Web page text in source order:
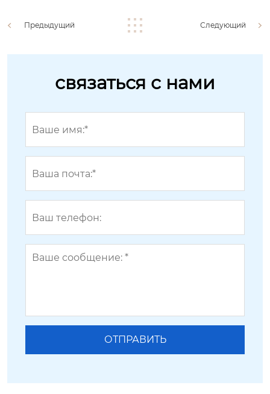
Предыдущий Следующий
связаться с нами